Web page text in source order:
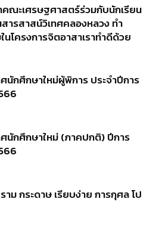
ณะเศรษฐศาสตร์ร่วมกับนักเรียน
สารสาสน์วิเทศคลองหลวง ทำ
นโครงการจิตอาสาเราทำดีด้วย
นักศึกษาใหม่ผู้พิการ ประจำปีการ
นักศึกษาใหม่ (ภาคปกติ) ปีการ
ม กระดาษ เรียบง่าย การกุศล โป